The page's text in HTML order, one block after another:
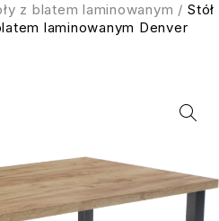
z blatem laminowanym / Stół
laminowanym Denver